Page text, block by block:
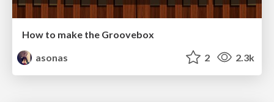
How to make the Groovebox
asonas
2 2.3k